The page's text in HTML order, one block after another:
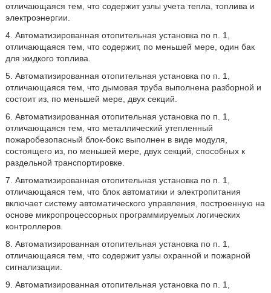
отличающаяся тем, что содержит узлы учета тепла, топлива и
электроэнергии.
4. Автоматизированная отопительная установка по п. 1,
отличающаяся тем, что содержит, по меньшей мере, один бак
для жидкого топлива.
5. Автоматизированная отопительная установка по п. 1,
отличающаяся тем, что дымовая труба выполнена разборной и
состоит из, по меньшей мере, двух секций.
6. Автоматизированная отопительная установка по п. 1,
отличающаяся тем, что металлический утепленный
пожаробезопасный блок-бокс выполнен в виде модуля,
состоящего из, по меньшей мере, двух секций, способных к
раздельной транспортировке.
7. Автоматизированная отопительная установка по п. 1,
отличающаяся тем, что блок автоматики и электропитания
включает систему автоматического управления, построенную на
основе микропроцессорных программируемых логических
контроллеров.
8. Автоматизированная отопительная установка по п. 1,
отличающаяся тем, что содержит узлы охранной и пожарной
сигнализации.
9. Автоматизированная отопительная установка по п. 1,